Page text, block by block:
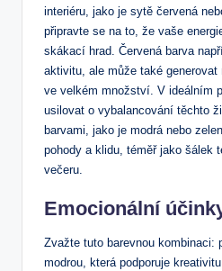
interiéru, jako je sytě červená
připravte se na to, že vaše
skákací hrad. Červená barva
aktivitu, ale může také
ve velkém množství. V ideálním
usilovat o vybalancování těchto
barvami, jako je modrá nebo
pohody a klidu, téměř jako šálek
večeru.
Emocionální
Zvažte tuto barevnou kombinaci:
modrou, která podporuje